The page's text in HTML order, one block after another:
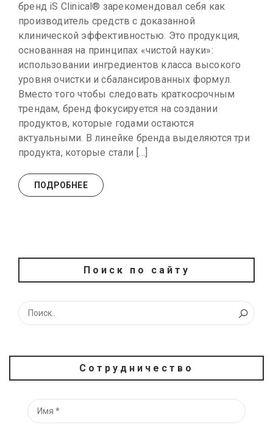
бренд iS Clinical® зарекомендовал себя как
производитель средств с доказанной
клинической эффективностью. Это продукция,
основанная на принципах «чистой науки»:
использовании ингредиентов класса высокого
уровня очистки и сбалансированных формул.
Вместо того чтобы следовать краткосрочным
трендам, бренд фокусируется на создании
продуктов, которые годами остаются
актуальными. В линейке бренда выделяются три
продукта, которые стали […]
ПОДРОБНЕЕ
Поиск по сайту
Сотрудничество